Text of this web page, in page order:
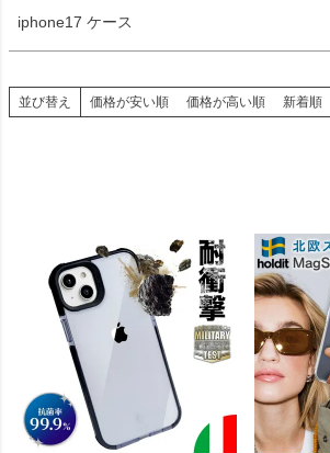
iphone17 ケース
並び替え 価格が安い順 価格が高い順 新着順